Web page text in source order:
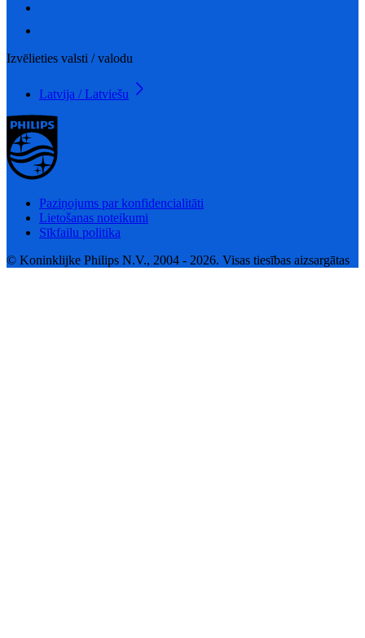
Izvēlieties valsti / valodu
Latvija / Latviešu
Paziņojums par konfidencialitāti
Lietošanas noteikumi
Sīkfailu politika
© Koninklijke Philips N.V., 2004 - 2026. Visas tiesības aizsargātas